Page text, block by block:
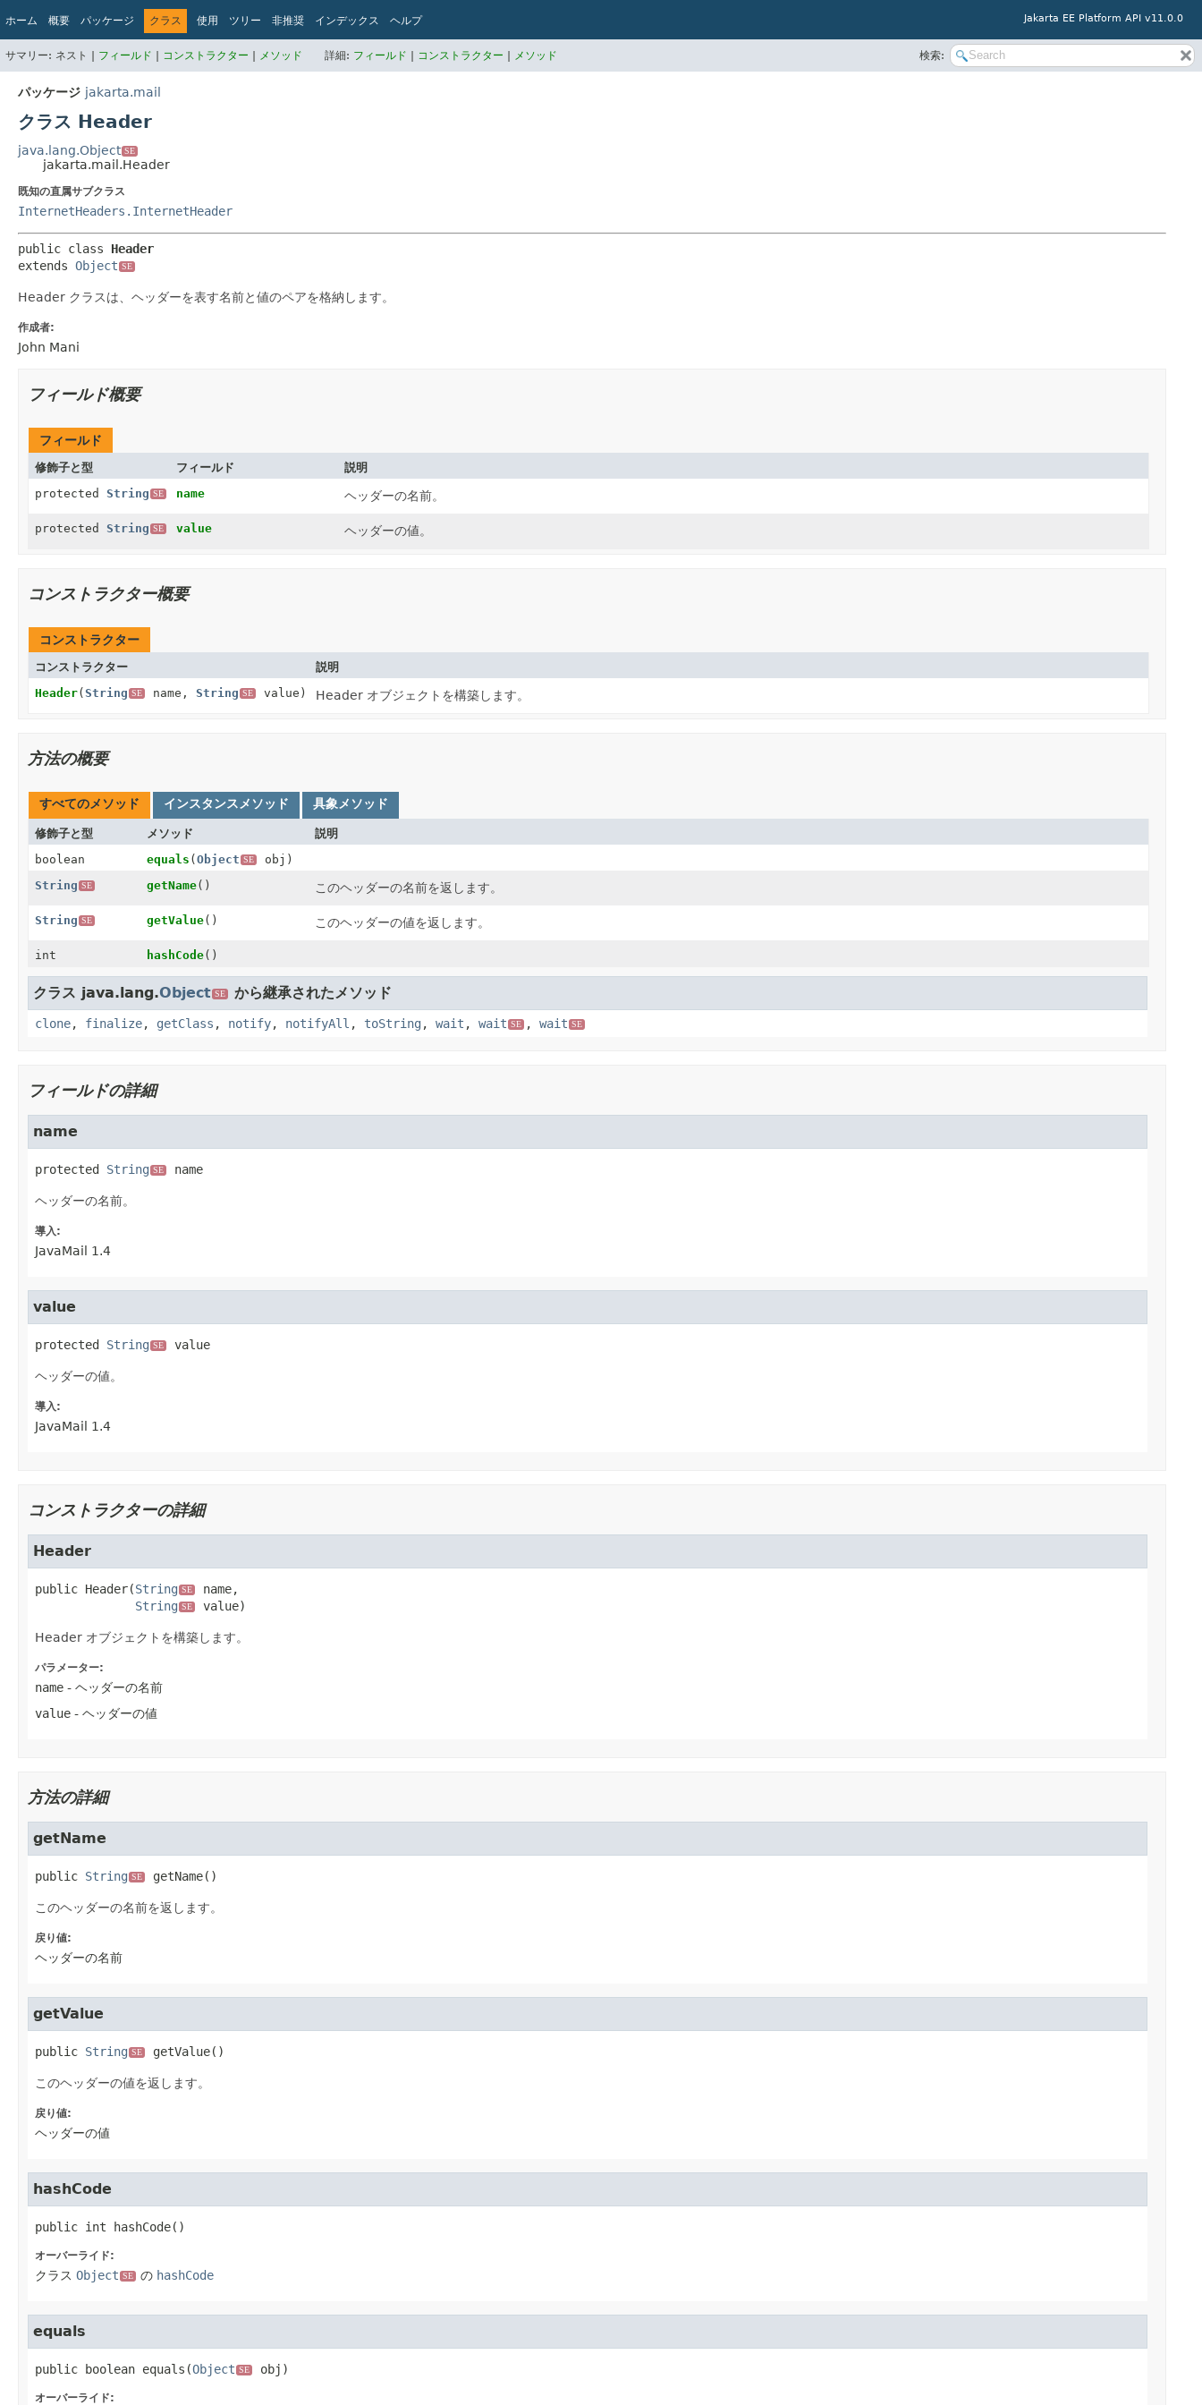
Jakarta EE Platform API v11.0.0
ホーム 概要 パッケージ クラス 使用 ツリー 非推奨 インデックス ヘルプ
サマリー: ネスト | フィールド | コンストラクター | メソッド 詳細: フィールド | コンストラクター | メソッド 検索:
パッケージ jakarta.mail
クラス Header
java.lang.Object SE
jakarta.mail.Header
既知の直属サブクラス
InternetHeaders.InternetHeader
public class Header
extends Object SE
Header クラスは、ヘッダーを表す名前と値のペアを格納します。
作成者:
John Mani
フィールド概要
フィールド
修飾子と型 フィールド
説明
protected String SE name ヘッダーの名前。
protected String SE value ヘッダーの値。
コンストラクター概要
コンストラクター
コンストラクター
説明
Header(String SE name, String SE value) Header オブジェクトを構築します。
方法の概要
すべてのメソッド インスタンスメソッド 具象メソッド
修飾子と型 メソッド
説明
boolean
equals (Object SE
obj)
String SE getName() このヘッダーの名前を返します。
String SE getValue() このヘッダーの値を返します。
int hashCode()
クラス java.lang.Object SE から継承されたメソッド
clone, finalize, getClass , notify, notifyAll , toString , wait , wait SE , wait SE
フィールドの詳細
name
protected String SE name
ヘッダーの名前。
導入:
JavaMail 1.4
value
protected String SE value
ヘッダーの値。
導入:
JavaMail 1.4
コンストラクターの詳細
Header
public Header(String SE
name,
String SE value)
Header オブジェクトを構築します。
パラメーター:
name - ヘッダーの名前
value - ヘッダーの値
方法の詳細
getName
public String SE getName()
このヘッダーの名前を返します。
戻り値:
ヘッダーの名前
getValue
public String SE getValue()
このヘッダーの値を返します。
戻り値:
ヘッダーの値
hashCode
public int hashCode()
オーバーライド:
クラス Object SE の hashCode
equals
public boolean equals (Object SE obj)
オーバーライド: